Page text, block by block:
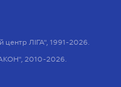
центр ЛІГА", 1991-2026.
2010-2026.